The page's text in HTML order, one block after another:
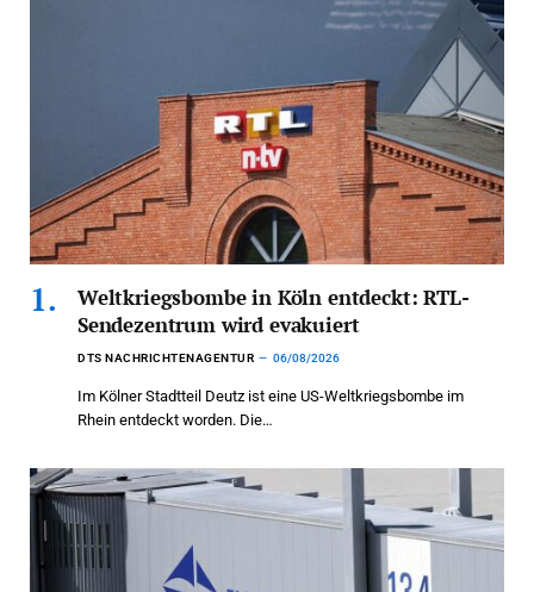
Weltkriegsbombe in Köln entdeckt: RTL-
Sendezentrum wird evakuiert
DTS NACHRICHTENAGENTUR 06/08/2026
Im Kölner Stadtteil Deutz ist eine US-Weltkriegsbombe im
Rhein entdeckt worden. Die…